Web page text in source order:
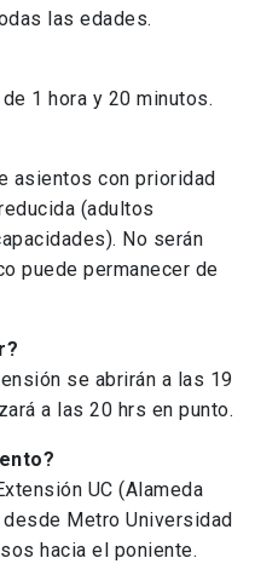
las edades.
1 hora y 20 minutos.
asientos con prioridad
(adultos
No serán
puede permanecer de
se abrirán a las 19
a las 20 hrs en punto.
UC (Alameda
Metro Universidad
hacia el poniente.